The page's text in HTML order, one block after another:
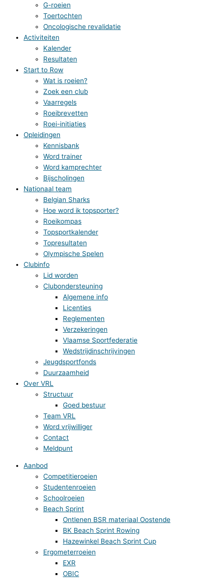
G-roeien
Toertochten
Oncologische revalidatie
Activiteiten
Kalender
Resultaten
Start to Row
Wat is roeien?
Zoek een club
Vaarregels
Roeibrevetten
Roei-initiaties
Opleidingen
Kennisbank
Word trainer
Word kamprechter
Bijscholingen
Nationaal team
Belgian Sharks
Hoe word ik topsporter?
Roeikompas
Topsportkalender
Topresultaten
Olympische Spelen
Clubinfo
Lid worden
Clubondersteuning
Algemene info
Licenties
Reglementen
Verzekeringen
Vlaamse Sportfederatie
Wedstrijdinschrijvingen
Jeugdsportfonds
Duurzaamheid
Over VRL
Structuur
Goed bestuur
Team VRL
Word vrijwilliger
Contact
Meldpunt
Aanbod
Competitieroeien
Studentenroeien
Schoolroeien
Beach Sprint
Ontlenen BSR materiaal Oostende
BK Beach Sprint Rowing
Hazewinkel Beach Sprint Cup
Ergometerroeien
EXR
OBIC